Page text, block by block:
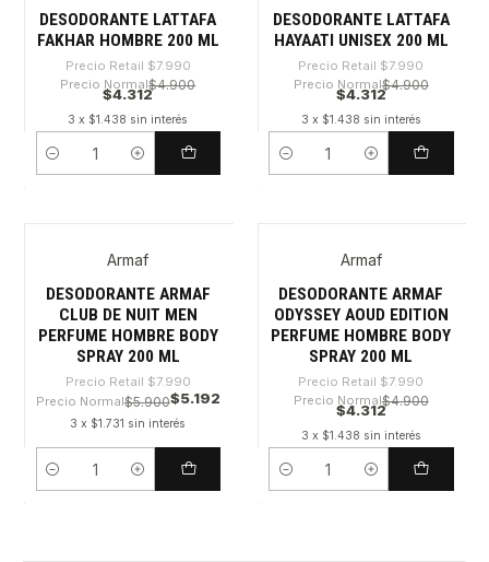
DESODORANTE LATTAFA
FAKHAR HOMBRE 200 ML
Precio Retail $7.990
Precio Normal$4.900
$4.312
3 x $1.438 sin interés
Cantidad
DESODORANTE LATTAFA
HAYAATI UNISEX 200 ML
Precio Retail $7.990
Precio Normal$4.900
$4.312
3 x $1.438 sin interés
Cantidad
Armaf
DESODORANTE ARMAF
CLUB DE NUIT MEN
PERFUME HOMBRE BODY
SPRAY 200 ML
Precio Retail $7.990
Precio Normal$5.900$5.192
3 x $1.731 sin interés
Cantidad
Armaf
DESODORANTE ARMAF
ODYSSEY AOUD EDITION
PERFUME HOMBRE BODY
SPRAY 200 ML
Precio Retail $7.990
Precio Normal$4.900
$4.312
3 x $1.438 sin interés
Cantidad